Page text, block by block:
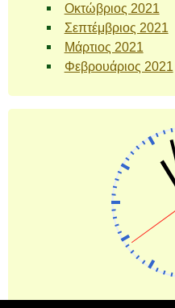
Οκτώβριος 2021
Σεπτέμβριος 2021
Μάρτιος 2021
Φεβρουάριος 2021